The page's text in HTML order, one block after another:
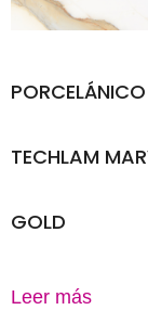
PORCELÁNICO
TECHLAM
GOLD
Leer más